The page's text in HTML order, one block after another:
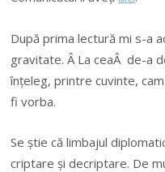
După prima lectură mi s-a
gravitate. Â La ceaÂ de-a
înțeleg, printre cuvinte,
fi vorba.
Se știe că limbajul
criptare și decriptare. De